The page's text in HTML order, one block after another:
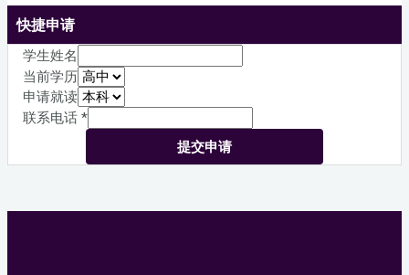
快捷申请
学生姓名
当前学历
申请就读
联系电话 *
提交申请